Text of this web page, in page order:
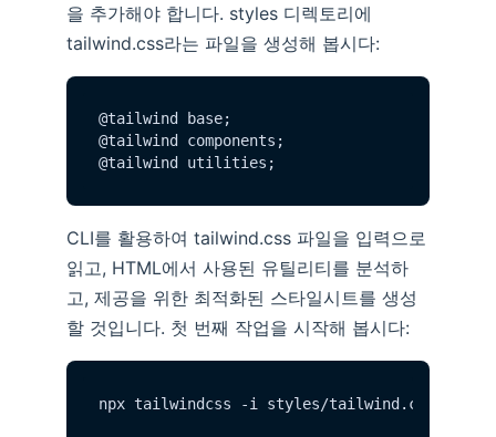
을 추가해야 합니다. styles 디렉토리에
tailwind.css라는 파일을 생성해 봅시다:
@tailwind base;
@tailwind components;
CLI를 활용하여 tailwind.css 파일을 입력으로
읽고, HTML에서 사용된 유틸리티를 분석하
고, 제공을 위한 최적화된 스타일시트를 생성
할 것입니다. 첫 번째 작업을 시작해 봅시다:
npx tailwindcss -i styles/tailwind. css